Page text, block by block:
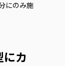
にのみ施
カ